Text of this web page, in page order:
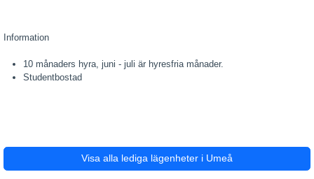
Information
10 månaders hyra, juni - juli är hyresfria månader.
Studentbostad
Visa alla lediga lägenheter i Umeå